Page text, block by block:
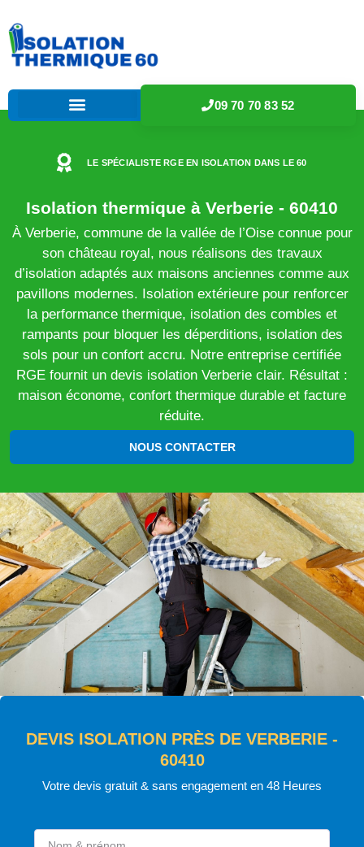
09 70 70 83 52
LE SPÉCIALISTE RGE EN ISOLATION DANS LE 60
Isolation thermique à Verberie - 60410
À Verberie, commune de la vallée de l’Oise connue pour
son château royal, nous réalisons des travaux
d’isolation adaptés aux maisons anciennes comme aux
pavillons modernes. Isolation extérieure pour renforcer
la performance thermique, isolation des combles et
rampants pour bloquer les déperditions, isolation des
sols pour un confort accru. Notre entreprise certifiée
RGE fournit un devis isolation Verberie clair. Résultat :
maison économe, confort thermique durable et facture
réduite.
NOUS CONTACTER
DEVIS ISOLATION PRÈS DE VERBERIE -
60410
Votre devis gratuit & sans engagement en 48 Heures